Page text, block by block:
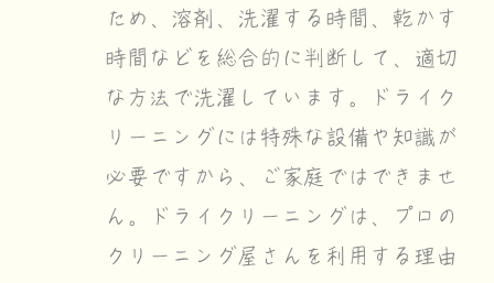
ため、溶剤、洗濯する時間、乾かす
時間などを総合的に判断して、適切
な方法で洗濯しています。ドライク
リーニングには特殊な設備や知識が
必要ですから、ご家庭ではできませ
ん。ドライクリーニングは、プロの
クリーニング屋さんを利用する理由